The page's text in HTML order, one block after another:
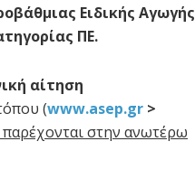
Ειδικής Αγωγής
ΠΕ.
αίτηση
(www.asep.gr >
στην ανωτέρω